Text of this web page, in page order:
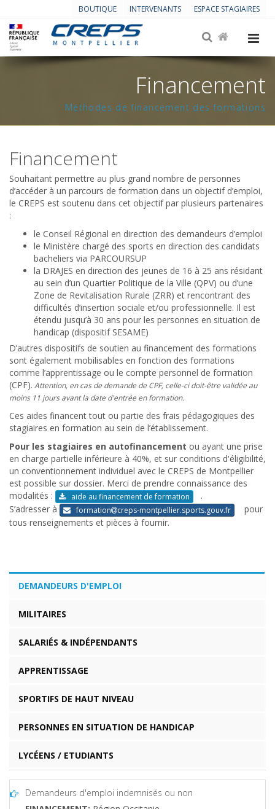
BOUTIQUE INTERVENANTS ESPACE STAGIAIRES
Financement
Méthodes de financement des formations
Financement
Souhaitant permettre au plus grand nombre de personnes
d’accéder à un parcours de formation dans un objectif d’emploi,
le CREPS est soutenu dans cet objectif par plusieurs partenaires
:
le Conseil Régional en direction des demandeurs d’emploi
le Ministère chargé des sports en direction des candidats
bacheliers via PARCOURSUP
la DRAJES en direction des jeunes de 16 à 25 ans résidant
au sein d’un Quartier Politique de la Ville (QPV) ou d’une
Zone de Revitalisation Rurale (ZRR) et rencontrant des
difficultés d’insertion sociale et/ou professionnelle. Il est
étendu jusqu’à 30 ans pour les personnes en situation de
handicap (dispositif SESAME)
D’autres dispositifs de soutien au financement des formations
sont également mobilisables en fonction des formations
comme l’apprentissage ou le compte personnel de formation
(CPF). Attention, en cas de demande de CPF, celle-ci doit-être validée au
moins 11 jours avant la date d'entrée en formation.
Ces aides financent tout ou partie des frais pédagogiques des
stagiaires en formation au sein de l’établissement.
Pour les stagiaires en autofinancement ou ayant une prise
en charge partielle inférieure à 40%, et sur conditions d'éligibilité,
un conventionnement individuel avec le CREPS de Montpellier
est possible sur dossier. Merci de prendre connaissance des
modalités :
aide au financement de formation
.
S’adresser à
formation creps-montpellier.sports.gouv.fr
pour
tous renseignements et pièces à fournir.
DEMANDEURS D'EMPLOI
MILITAIRES
SALARIÉS & INDÉPENDANTS
APPRENTISSAGE
SPORTIFS DE HAUT NIVEAU
PERSONNES EN SITUATION DE HANDICAP
LYCÉENS / ETUDIANTS
Demandeurs d'emploi indemnisés ou non